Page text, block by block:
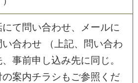
にて問い合わせ、メールに
い合わせ （上記、問い合わ
事前申し込み先に同じ。
の案内チラシもご参照くだ